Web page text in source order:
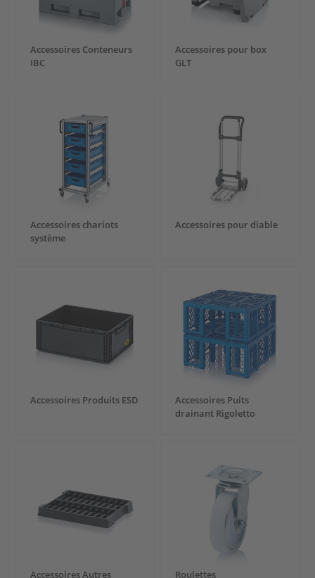
Accessoires Conteneurs
IBC
Accessoires pour box
GLT
Accessoires chariots
système
Accessoires pour diable
Accessoires Produits ESD
Accessoires Puits
drainant Rigoletto
Accessoires Autres Roulettes